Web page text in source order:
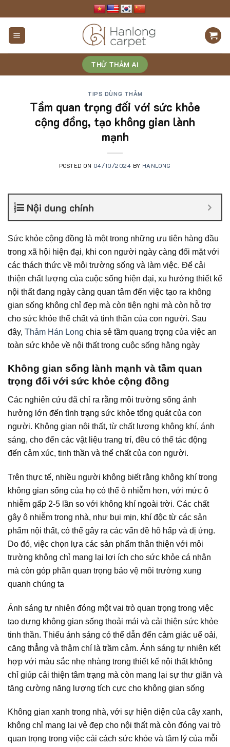
to
content
THỬ THẢM AI
TIPS DÙNG THẢM
Tầm quan trọng đối với sức khỏe
cộng đồng, tạo không gian lành
mạnh
POSTED ON 04/10/2024 BY HANLONG
Nội dung chính
Sức khỏe cộng đồng là một trong những ưu tiên hàng đầu
trong xã hội hiện đại, khi con người ngày càng đối mặt với
các thách thức về môi trường sống và làm việc. Để cải
thiện chất lượng của cuộc sống hiện đại, xu hướng thiết kế
nội thất đang ngày càng quan tâm đến việc tạo ra không
gian sống không chỉ đẹp mà còn tiện nghi mà còn hỗ trợ
cho sức khỏe thể chất và tinh thần của con người. Sau
đây, Thảm Hán Long chia sẻ tầm quang trọng của việc an
toàn sức khỏe về nội thất trong cuộc sống hằng ngày
Không gian sống lành mạnh và tầm quan
trọng đối với sức khỏe cộng đồng
Các nghiên cứu đã chỉ ra rằng môi trường sống ảnh
hưởng lớn đến tình trạng sức khỏe tổng quát của con
người. Không gian nội thất, từ chất lượng không khí, ánh
sáng, cho đến các vật liệu trang trí, đều có thể tác động
đến cảm xúc, tinh thần và thể chất của con người.
Trên thực tế, nhiều người không biết rằng không khí trong
không gian sống của họ có thể ô nhiễm hơn, với mức ô
nhiễm gấp 2-5 lần so với không khí ngoài trời. Các chất
gây ô nhiễm trong nhà, như bụi mịn, khí độc từ các sản
phẩm nội thất, có thể gây ra các vấn đề hô hấp và dị ứng.
Do đó, việc chọn lựa các sản phẩm thân thiện với môi
trường không chỉ mang lại lợi ích cho sức khỏe cá nhân
mà còn góp phần quan trọng bảo vệ môi trường xung
quanh chúng ta
Ánh sáng tự nhiên đóng một vai trò quan trọng trong việc
tạo dựng không gian sống thoải mái và cải thiện sức khỏe
tinh thần. Thiếu ánh sáng có thể dẫn đến cảm giác uể oải,
căng thẳng và thậm chí là trầm cảm. Ánh sáng tự nhiên kết
hợp với màu sắc nhẹ nhàng trong thiết kế nội thất không
chỉ giúp cải thiện tâm trạng mà còn mang lại sự thư giãn và
tăng cường năng lượng tích cực cho không gian sống
Không gian xanh trong nhà, với sự hiện diện của cây xanh,
không chỉ mang lại vẻ đẹp cho nội thất mà còn đóng vai trò
quan trọng trong việc cải cách sức khỏe và tâm lý của mỗi